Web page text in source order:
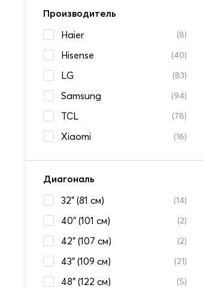
Производитель
Haier
(8)
Hisense (40)
LG (83)
Samsung (94)
TCL (78)
Xiaomi (16)
Диагональ
32" (81 см)
(14)
40" (101 см) (2)
42" (107 см) (2)
43" (109 см) (21)
48" (122 см) (5)